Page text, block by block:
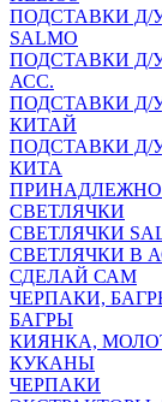
ПОДСТАВКИ Д/
SALMO
ПОДСТАВКИ Д/
АСС.
ПОДСТАВКИ Д/
КИТАЙ
ПОДСТАВКИ Д/
КИТА
СВЕТЛЯЧКИ
СВЕТЛЯЧКИ
СВЕТЛЯЧКИ В
СДЕЛАЙ САМ
ЧЕРПАКИ,
БАГРЫ
КИЯНКА,
КУКАНЫ
ЧЕРПАКИ